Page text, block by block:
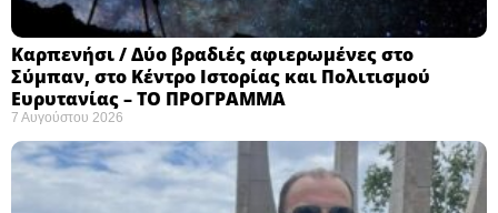
Καρπενήσι / Δύο βραδιές αφιερωμένες στο
Σύμπαν, στο Κέντρο Ιστορίας και Πολιτισμού
Ευρυτανίας – ΤΟ ΠΡΟΓΡΑΜΜΑ
7 Αυγούστου 2026